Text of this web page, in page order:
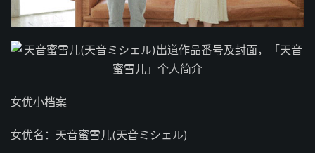
女优小档案
女优名：天音蜜雪儿(天音ミシェル)